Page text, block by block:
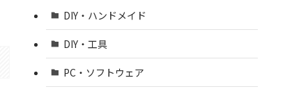
DIY・ハンドメイド
DIY・工具
PC・ソフトウェア